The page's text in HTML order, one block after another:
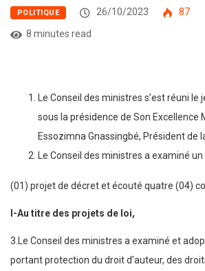
POLITIQUE 26/10/2023
87
8 minutes read
Le Conseil des ministres s’est réuni le
sous la présidence de Son Excellence
Essozimna Gnassingbé, Président de
Le Conseil des ministres a examiné
(01) projet de décret et écouté quatre (04)
I-Au titre des projets de loi,
3.Le Conseil des ministres a examiné et
portant protection du droit d’auteur, des